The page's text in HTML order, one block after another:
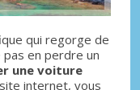
qui regorge de
en perdre un
une voiture
internet, vous